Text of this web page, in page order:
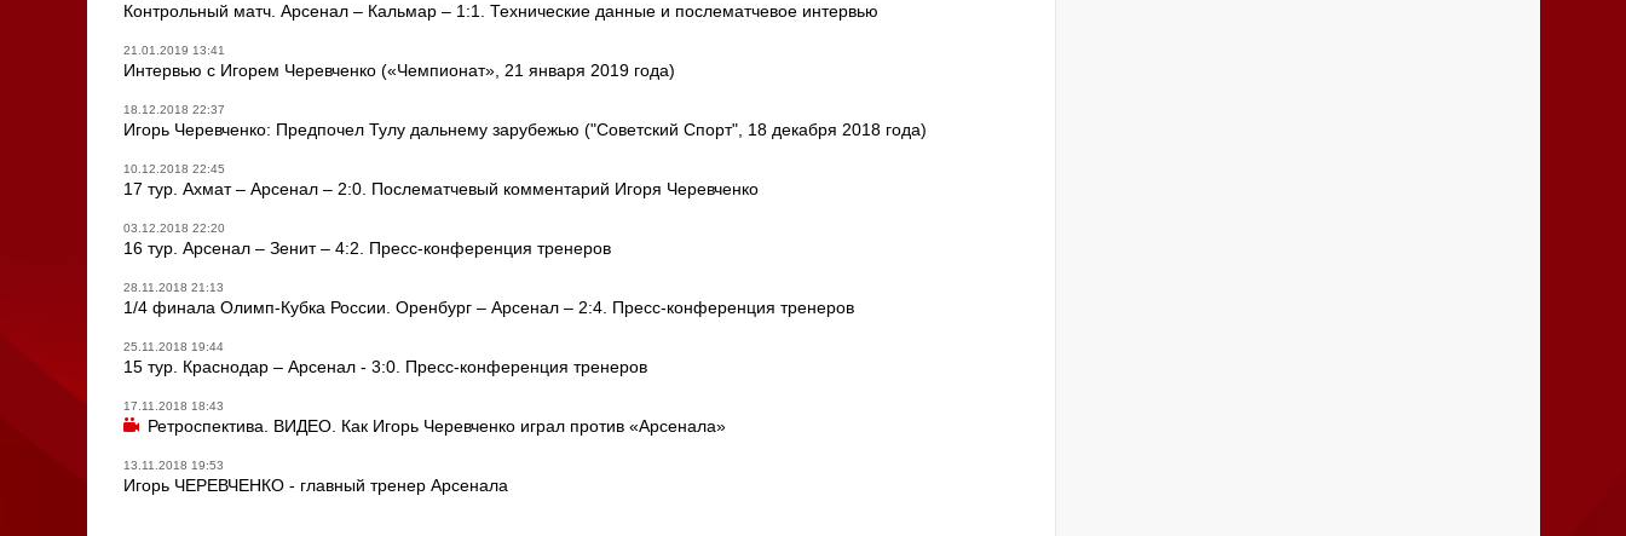
Контрольный матч. Арсенал – Кальмар – 1:1. Технические данные и послематчевое интервью
21.01.2019 13:41
Интервью с Игорем Черевченко («Чемпионат», 21 января 2019 года)
18.12.2018 22:37
Игорь Черевченко: Предпочел Тулу дальнему зарубежью ("Советский Спорт", 18 декабря 2018 года)
10.12.2018 22:45
17 тур. Ахмат – Арсенал – 2:0. Послематчевый комментарий Игоря Черевченко
03.12.2018 22:20
16 тур. Арсенал – Зенит – 4:2. Пресс-конференция тренеров
28.11.2018 21:13
1/4 финала Олимп-Кубка России. Оренбург – Арсенал – 2:4. Пресс-конференция тренеров
25.11.2018 19:44
15 тур. Краснодар – Арсенал - 3:0. Пресс-конференция тренеров
17.11.2018 18:43
Ретроспектива. ВИДЕО. Как Игорь Черевченко играл против «Арсенала»
13.11.2018 19:53
Игорь ЧЕРЕВЧЕНКО - главный тренер Арсенала